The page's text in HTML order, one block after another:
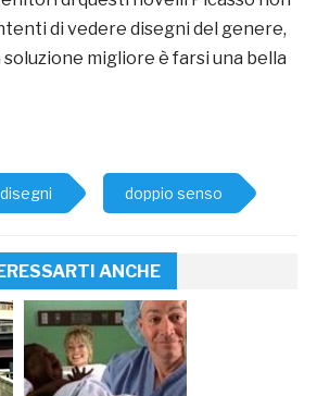
di vedere disegni del genere,
soluzione migliore è farsi una bella
disegni doppio senso
ANCHE